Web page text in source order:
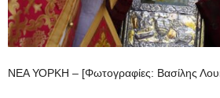
ΝΕΑ ΥΟΡΚΗ – [Φωτογραφίες: Βασίλης